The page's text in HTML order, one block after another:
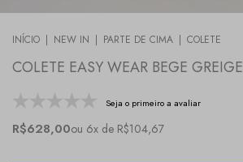
INÍCIO | NEW IN | PARTE DE CIMA | COLETE
COLETE EASY WEAR BEGE GREIGE
Seja o primeiro a avaliar
R$628,00ou 6x de R$104,67